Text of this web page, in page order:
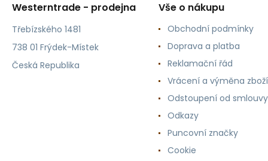
Westerntrade - prodejna
Třebízského 1481
738 01 Frýdek-Místek
Česká Republika
Vše o nákupu
Obchodní podmínky
Doprava a platba
Reklamační řád
Vrácení a výměna zboží
Odstoupení od smlouvy
Odkazy
Puncovní značky
Cookie